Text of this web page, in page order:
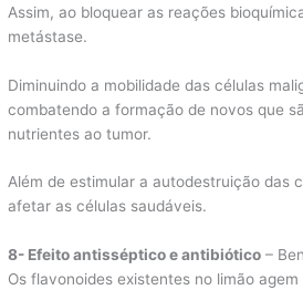
Assim, ao bloquear as reações
metástase.
Diminuindo a mobilidade das células
combatendo a formação de novos que
nutrientes ao tumor.
Além de estimular a autodestruição das
afetar as células saudáveis.
8- Efeito antisséptico e antibiótico –
Os flavonoides existentes no limão